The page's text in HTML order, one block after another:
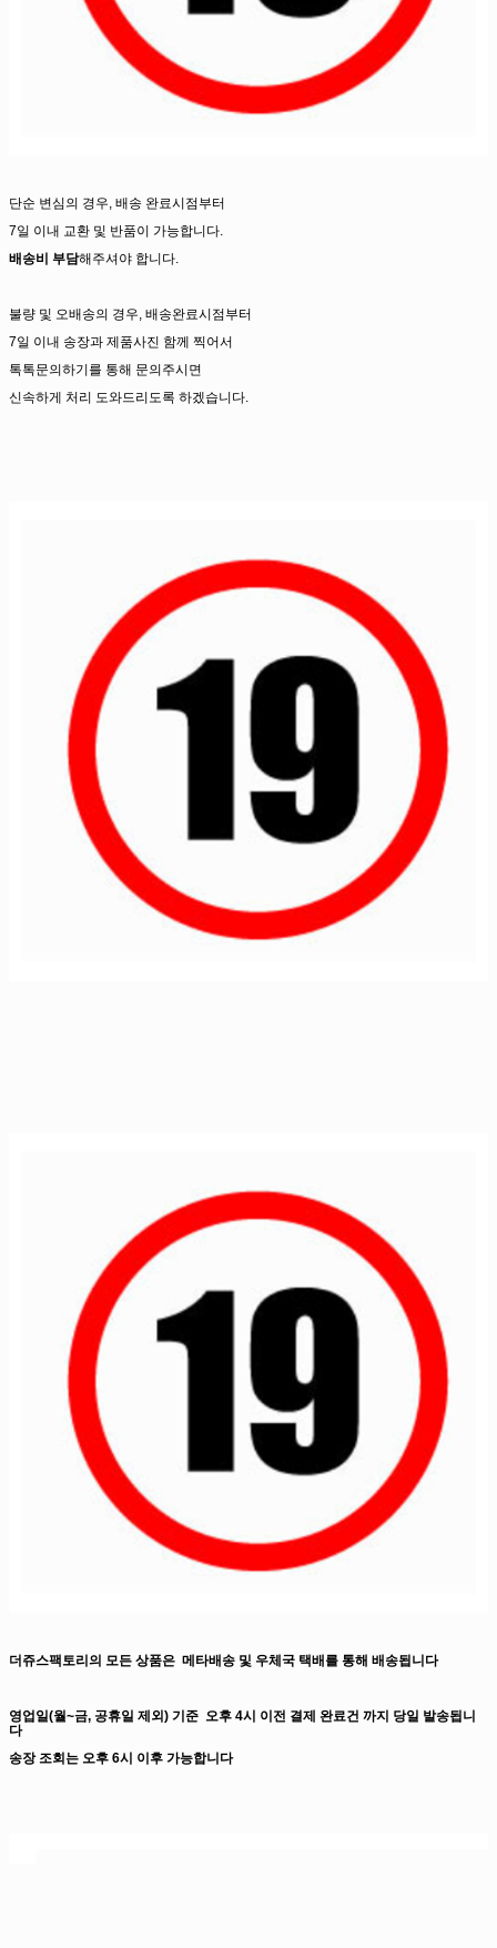
단순 변심의 경우, 배송 완료시점부터
7일 이내 교환 및 반품이 가능합니다.
배송비 부담해주셔야 합니다.
불량 및 오배송의 경우, 배송완료시점부터
7일 이내 송장과 제품사진 함께 찍어서
톡톡문의하기를 통해 문의주시면
신속하게 처리 도와드리도록 하겠습니다.
더쥬스팩토리의 모든 상품은 메타배송 및 우체국 택배를 통해 배송됩니다
영업일(월~금, 공휴일 제외) 기준 오후 4시 이전 결제 완료건 까지 당일 발송됩니
다
송장 조회는 오후 6시 이후 가능합니다